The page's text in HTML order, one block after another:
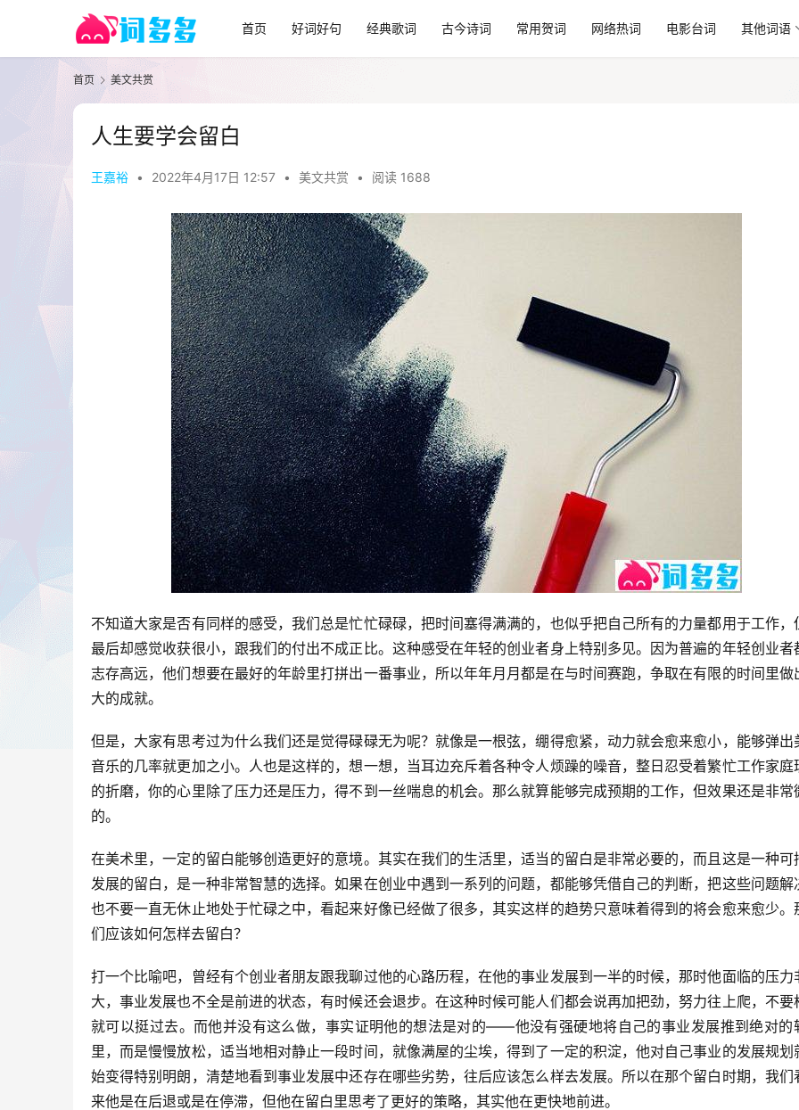
首页 好词好句 经典歌词 古今诗词 常用贺词 网络热词 电影台词 其他词语
首页 美文共赏
人生要学会留白
王嘉裕 • 2022年4月17日 12:57 • 美文共赏 • 阅读 1688
不知道大家是否有同样的感受，我们总是忙忙碌碌，把时间塞得满满的，也似乎把自己所有的力量都用于工作，
最后却感觉收获很小，跟我们的付出不成正比。这种感受在年轻的创业者身上特别多见。因为普遍的年轻创业者
志存高远，他们想要在最好的年龄里打拼出一番事业，所以年年月月都是在与时间赛跑，争取在有限的时间里做
大的成就。
但是，大家有思考过为什么我们还是觉得碌碌无为呢？就像是一根弦，绷得愈紧，动力就会愈来愈小，能够弹出
音乐的几率就更加之小。人也是这样的，想一想，当耳边充斥着各种令人烦躁的噪音，整日忍受着繁忙工作家庭
的折磨，你的心里除了压力还是压力，得不到一丝喘息的机会。那么就算能够完成预期的工作，但效果还是非常
的。
在美术里，一定的留白能够创造更好的意境。其实在我们的生活里，适当的留白是非常必要的，而且这是一种可
发展的留白，是一种非常智慧的选择。如果在创业中遇到一系列的问题，都能够凭借自己的判断，把这些问题解
也不要一直无休止地处于忙碌之中，看起来好像已经做了很多，其实这样的趋势只意味着得到的将会愈来愈少。
们应该如何怎样去留白？
打一个比喻吧，曾经有个创业者朋友跟我聊过他的心路历程，在他的事业发展到一半的时候，那时他面临的压力
大，事业发展也不全是前进的状态，有时候还会退步。在这种时候可能人们都会说再加把劲，努力往上爬，不要
就可以挺过去。而他并没有这么做，事实证明他的想法是对的——他没有强硬地将自己的事业发展推到绝对的
里，而是慢慢放松，适当地相对静止一段时间，就像满屋的尘埃，得到了一定的积淀，他对自己事业的发展规划
始变得特别明朗，清楚地看到事业发展中还存在哪些劣势，往后应该怎么样去发展。所以在那个留白时期，我们
来他是在后退或是在停滞，但他在留白里思考了更好的策略，其实他在更快地前进。